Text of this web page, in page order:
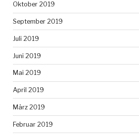
Oktober 2019
September 2019
Juli 2019
Juni 2019
Mai 2019
April 2019
März 2019
Februar 2019